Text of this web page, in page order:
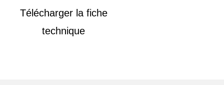
Télécharger la fiche
technique